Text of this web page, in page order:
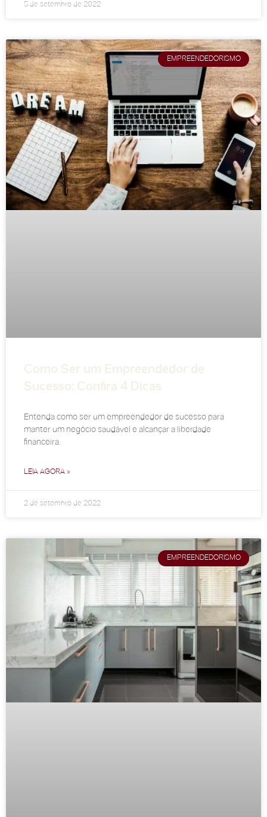
5 de setembro de 2022
EMPREENDEDORISMO
Como Ser um Empreendedor de
Sucesso: Confira 4 Dicas
Entenda como ser um empreendedor de sucesso para
manter um negócio saudável e alcançar a liberdade
financeira.
LEIA AGORA »
2 de setembro de 2022
EMPREENDEDORISMO